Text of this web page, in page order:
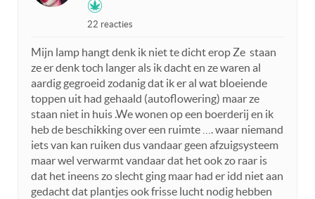
22 reacties
Mijn lamp hangt denk ik niet te dicht erop Ze staan
ze er denk toch langer als ik dacht en ze waren al
aardig gegroeid zodanig dat ik er al wat bloeiende
toppen uit had gehaald (autoflowering) maar ze
staan niet in huis .We wonen op een boerderij en ik
heb de beschikking over een ruimte …. waar niemand
iets van kan ruiken dus vandaar geen afzuigsysteem
maar wel verwarmt vandaar dat het ook zo raar is
dat het ineens zo slecht ging maar had er idd niet aan
gedacht dat plantjes ook frisse lucht nodig hebben